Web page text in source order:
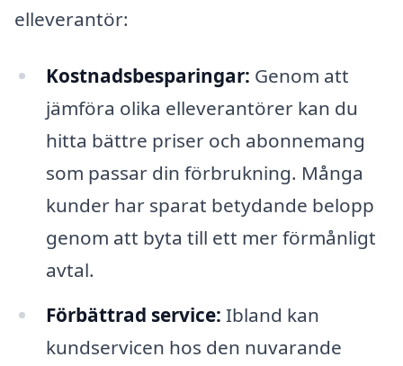
elleverantör:
Kostnadsbesparingar: Genom att
jämföra olika elleverantörer kan du
hitta bättre priser och abonnemang
som passar din förbrukning. Många
kunder har sparat betydande belopp
genom att byta till ett mer förmånligt
avtal.
Förbättrad service: Ibland kan
kundservicen hos den nuvarande